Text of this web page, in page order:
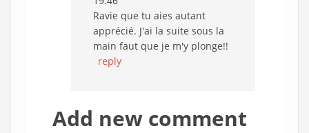
Ravie que tu aies autant
apprécié. J'ai la suite sous la
main faut que je m'y plonge!!
reply
Add new comment